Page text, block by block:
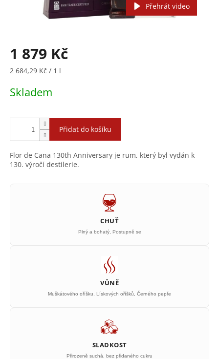
Přehrát video
1 879 Kč
Měrná
2 684,29 Kč / 1 l
Skladem
Přidat do košíku
Flor de Cana 130th Anniversary je rum, který byl vydán k
130. výročí destilerie.
CHUŤ
Plný a bohatý, Postupně se
VŮNĚ
Muškátového oříšku, Lískových oříšků, Černého pepře
SLADKOST
Přirozeně suchá, bez přidaného cukru